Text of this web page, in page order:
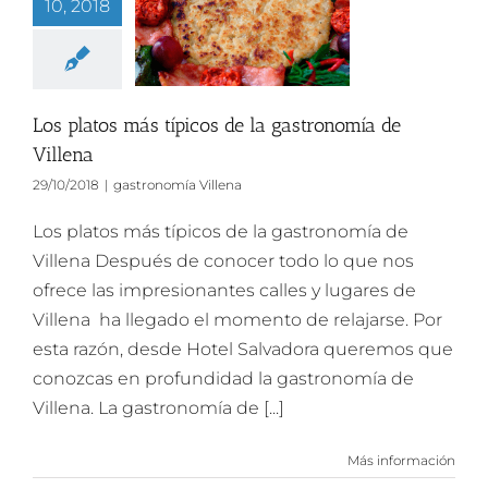
10, 2018
Los platos más típicos de la gastronomía de
Villena
29/10/2018 | gastronomía Villena
Los platos más típicos de la gastronomía de
Villena Después de conocer todo lo que nos
ofrece las impresionantes calles y lugares de
Villena ha llegado el momento de relajarse. Por
esta razón, desde Hotel Salvadora queremos que
conozcas en profundidad la gastronomía de
Villena. La gastronomía de [...]
Más información